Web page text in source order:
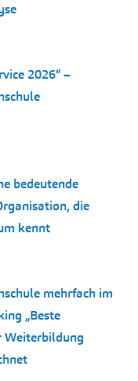
2026“ –
bedeutende
die
kennt
mehrfach im
„Beste
Weiterbildung